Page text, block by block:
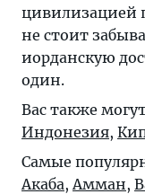
цивилизацией
не стоит
иорданскую
один.
Вас также
Индонезия,
Самые
Акаба,Амман,